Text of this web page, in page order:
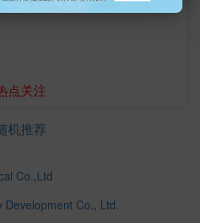
点关注
机推荐
Co.,Ltd
Development Co., Ltd.